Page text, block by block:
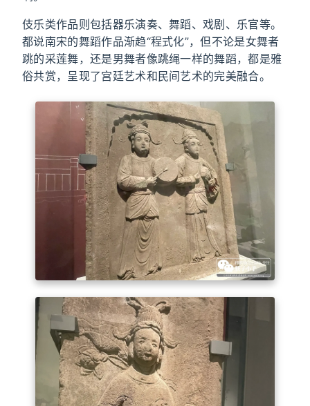
伎乐类作品则包括器乐演奏、舞蹈、戏剧、乐官等。
都说南宋的舞蹈作品渐趋“程式化”，但不论是女舞者
跳的采莲舞，还是男舞者像跳绳一样的舞蹈，都是雅
俗共赏，呈现了宫廷艺术和民间艺术的完美融合。